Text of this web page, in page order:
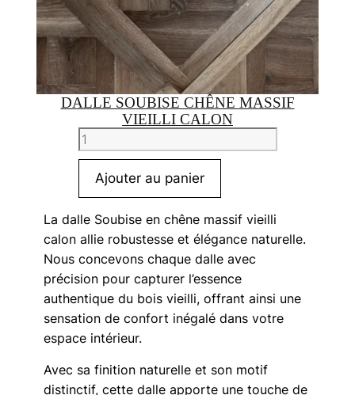
DALLE SOUBISE CHÊNE MASSIF
VIEILLI CALON
quantité
de
Dalle
Soubise
chêne
massif
vieilli
calon
Ajouter au panier
La dalle Soubise en chêne massif vieilli
calon allie robustesse et élégance naturelle.
Nous concevons chaque dalle avec
précision pour capturer l’essence
authentique du bois vieilli, offrant ainsi une
sensation de confort inégalé dans votre
espace intérieur.
Avec sa finition naturelle et son motif
distinctif, cette dalle apporte une touche de